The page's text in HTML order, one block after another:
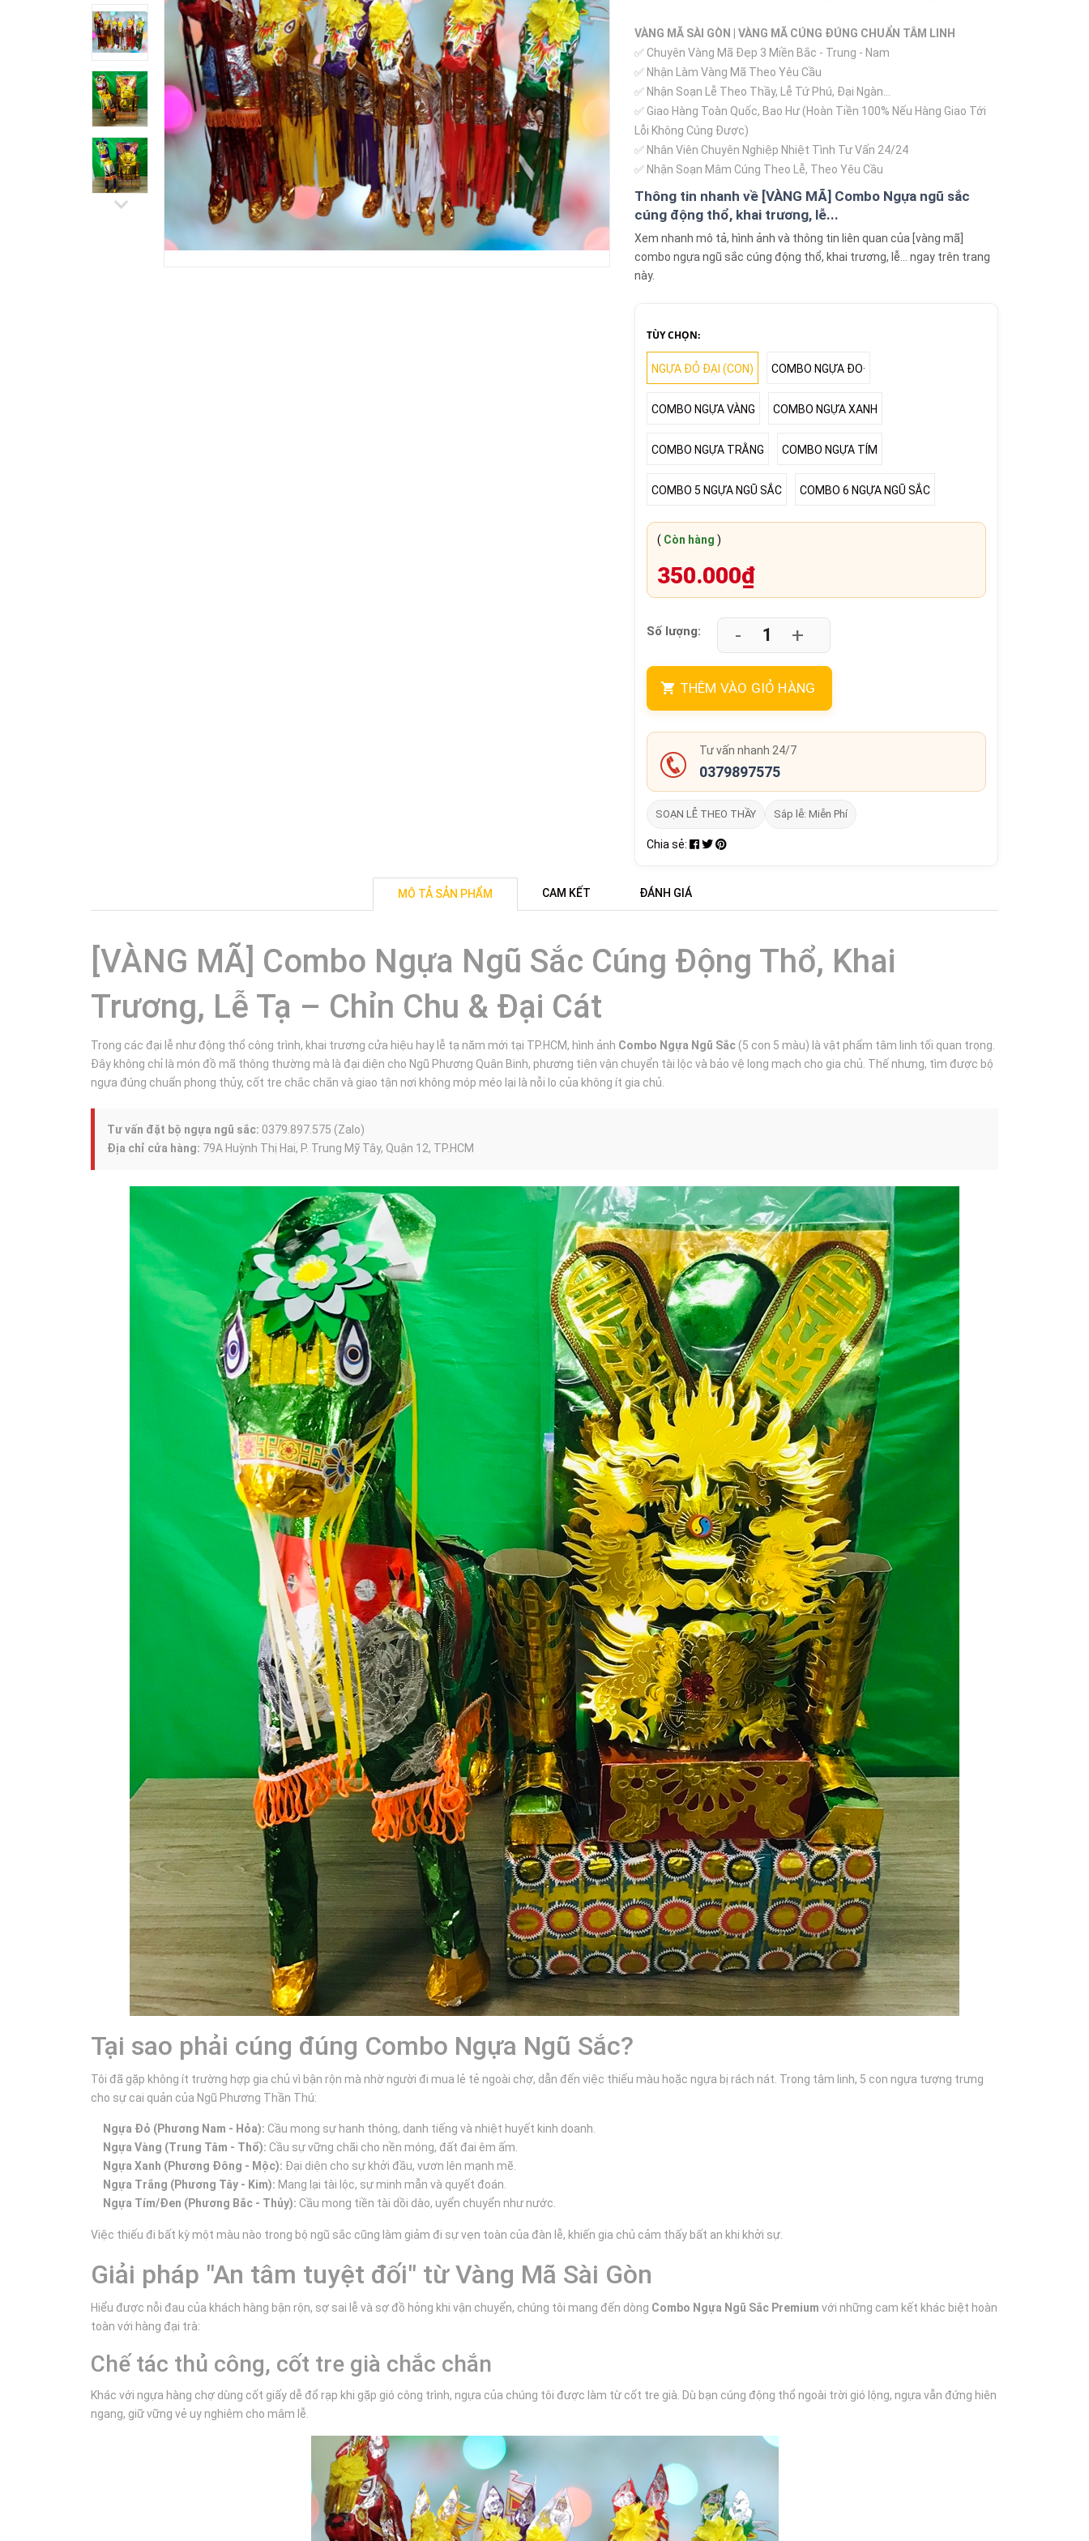
VÀNG MÃ SÀI GÒN | VÀNG MÃ CÚNG ĐÚNG CHUẨN TÂM LINH
✅ Chuyên Vàng Mã Đẹp 3 Miền Bắc - Trung - Nam
✅ Nhận Làm Vàng Mã Theo Yêu Cầu
✅ Nhận Soạn Lễ Theo Thầy, Lễ Tứ Phú, Đại Ngàn...
✅ Giao Hàng Toàn Quốc, Bao Hư (Hoàn Tiền 100% Nếu Hàng Giao Tới
Lỗi Không Cúng Được)
✅ Nhân Viên Chuyên Nghiệp Nhiệt Tình Tư Vấn 24/24
✅ Nhận Soạn Mâm Cúng Theo Lễ, Theo Yêu Cầu
Thông tin nhanh về [VÀNG MÃ] Combo Ngựa ngũ sắc
cúng động thổ, khai trương, lễ...
Xem nhanh mô tả, hình ảnh và thông tin liên quan của [vàng mã]
combo ngựa ngũ sắc cúng động thổ, khai trương, lễ... ngay trên trang
này.
TÙY CHỌN:
NGỰA ĐỎ ĐẠI (CON) COMBO NGỰA ĐO·
COMBO NGỰA VÀNG COMBO NGỰA XANH
COMBO NGỰA TRẰNG COMBO NGỰA TÍM
COMBO 5 NGỰA NGŨ SẮC COMBO 6 NGỰA NGŨ SẮC
( Còn hàng )
350.000₫
Số lượng: - +
THÊM VÀO GIỎ HÀNG
Tư vấn nhanh 24/7
0379897575
SOẠN LỄ THEO THẦY Sắp lễ: Miễn Phí
Chia sẻ:
MÔ TẢ SẢN PHẨM CAM KẾT ĐÁNH GIÁ
[VÀNG MÃ] Combo Ngựa Ngũ Sắc Cúng Động Thổ, Khai
Trương, Lễ Tạ – Chỉn Chu & Đại Cát
Trong các đại lễ như động thổ công trình, khai trương cửa hiệu hay lễ tạ năm mới tại TP.HCM, hình ảnh Combo Ngựa Ngũ Sắc (5 con 5 màu) là vật phẩm tâm linh tối quan trọng.
Đây không chỉ là món đồ mã thông thường mà là đại diện cho Ngũ Phương Quân Binh, phương tiện vận chuyển tài lộc và bảo vệ long mạch cho gia chủ. Thế nhưng, tìm được bộ
ngựa đúng chuẩn phong thủy, cốt tre chắc chắn và giao tận nơi không móp méo lại là nỗi lo của không ít gia chủ.
Tư vấn đặt bộ ngựa ngũ sắc: 0379.897.575 (Zalo)
Địa chỉ cửa hàng: 79A Huỳnh Thị Hai, P. Trung Mỹ Tây, Quận 12, TP.HCM
Tại sao phải cúng đúng Combo Ngựa Ngũ Sắc?
Tôi đã gặp không ít trường hợp gia chủ vì bận rộn mà nhờ người đi mua lẻ tẻ ngoài chợ, dẫn đến việc thiếu màu hoặc ngựa bị rách nát. Trong tâm linh, 5 con ngựa tượng trưng
cho sự cai quản của Ngũ Phương Thần Thú:
Ngựa Đỏ (Phương Nam - Hỏa): Cầu mong sự hanh thông, danh tiếng và nhiệt huyết kinh doanh.
Ngựa Vàng (Trung Tâm - Thổ): Cầu sự vững chãi cho nền móng, đất đai êm ấm.
Ngựa Xanh (Phương Đông - Mộc): Đại diện cho sự khởi đầu, vươn lên mạnh mẽ.
Ngựa Trắng (Phương Tây - Kim): Mang lại tài lộc, sự minh mẫn và quyết đoán.
Ngựa Tím/Đen (Phương Bắc - Thủy): Cầu mong tiền tài dồi dào, uyển chuyển như nước.
Việc thiếu đi bất kỳ một màu nào trong bộ ngũ sắc cũng làm giảm đi sự vẹn toàn của đàn lễ, khiến gia chủ cảm thấy bất an khi khởi sự.
Giải pháp "An tâm tuyệt đối" từ Vàng Mã Sài Gòn
Hiểu được nỗi đau của khách hàng bận rộn, sợ sai lễ và sợ đồ hỏng khi vận chuyển, chúng tôi mang đến dòng Combo Ngựa Ngũ Sắc Premium với những cam kết khác biệt hoàn
toàn với hàng đại trà:
Chế tác thủ công, cốt tre già chắc chắn
Khác với ngựa hàng chợ dùng cốt giấy dễ đổ rạp khi gặp gió công trình, ngựa của chúng tôi được làm từ cốt tre già. Dù bạn cúng động thổ ngoài trời gió lộng, ngựa vẫn đứng hiên
ngang, giữ vững vẻ uy nghiêm cho mâm lễ.